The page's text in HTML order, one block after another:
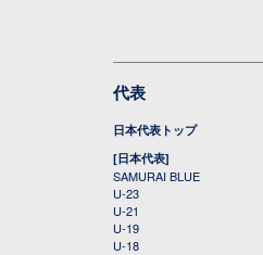
代表
日本代表トップ
[日本代表]
SAMURAI BLUE
U-23
U-21
U-19
U-18